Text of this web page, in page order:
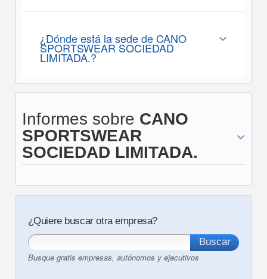
¿Dónde está la sede de CANO
SPORTSWEAR SOCIEDAD
LIMITADA.?
Informes sobre CANO
SPORTSWEAR
SOCIEDAD LIMITADA.
¿Quiere buscar otra empresa?
Busque gratis empresas, autónomos y ejecutivos